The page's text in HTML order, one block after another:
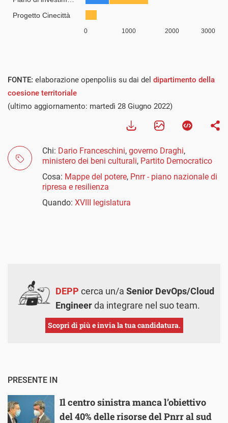
FONTE: elaborazione openpoliis su dai del dipartimento della
coesione territoriale
(ultimo aggiornamento: martedì 28 Giugno 2022)
Chi: Dario Franceschini, governo Draghi,
ministero dei beni culturali, Partito Democratico
Cosa: Mappe del potere, Pnrr - piano nazionale di
ripresa e resilienza
Quando: XVIII legislatura
DEPP cerca un/a Senior DevOps/Cloud
Engineerda integrare nel suo team.
Scopri di più e invia la tua candidatura.
PRESENTE IN
Il centro sinistra manca l’obiettivo
del 40% delle risorse del Pnrr al sud